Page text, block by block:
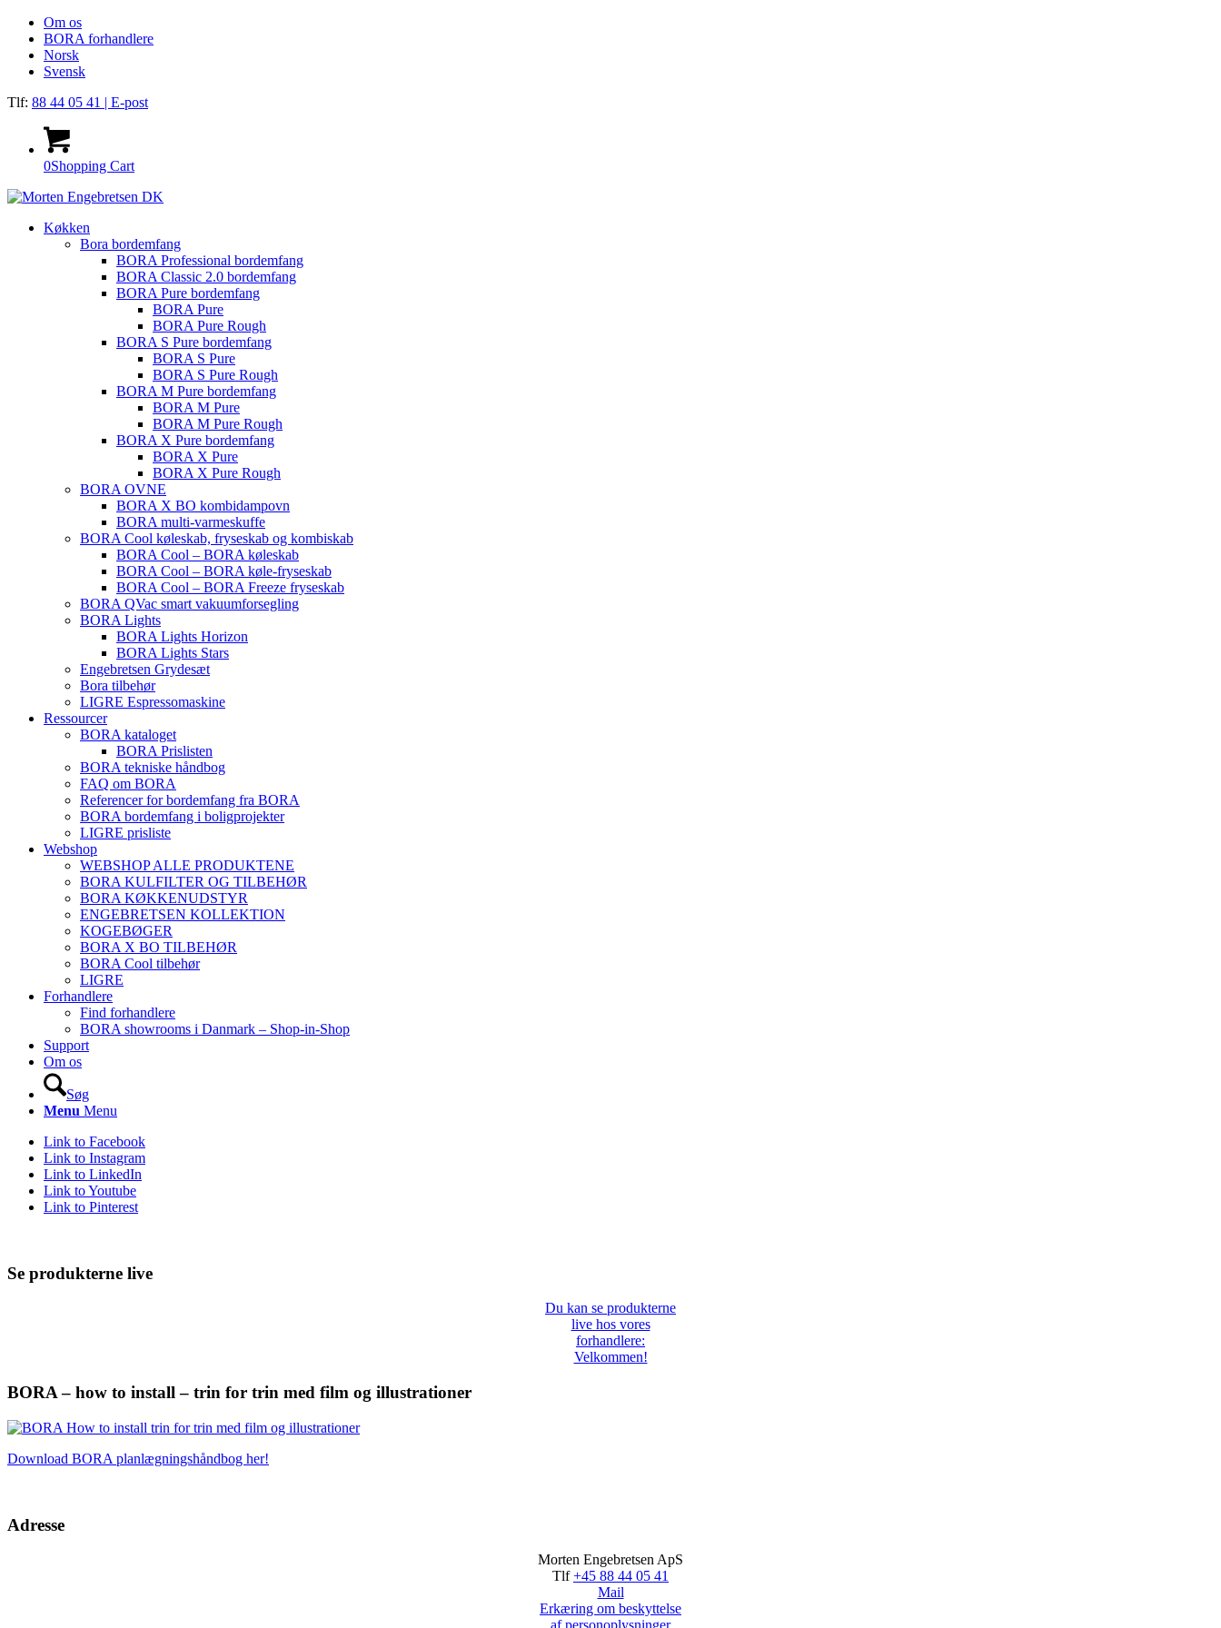
Om os
BORA forhandlere
Norsk
Svensk
Tlf: 88 44 05 41 | E-post
0Shopping Cart
Køkken
Bora bordemfang
BORA Professional bordemfang
BORA Classic 2.0 bordemfang
BORA Pure bordemfang
BORA Pure
BORA Pure Rough
BORA S Pure bordemfang
BORA S Pure
BORA S Pure Rough
BORA M Pure bordemfang
BORA M Pure
BORA M Pure Rough
BORA X Pure bordemfang
BORA X Pure
BORA X Pure Rough
BORA OVNE
BORA X BO kombidampovn
BORA multi-varmeskuffe
BORA Cool køleskab, fryseskab og kombiskab
BORA Cool – BORA køleskab
BORA Cool – BORA køle-fryseskab
BORA Cool – BORA Freeze fryseskab
BORA QVac smart vakuumforsegling
BORA Lights
BORA Lights Horizon
BORA Lights Stars
Engebretsen Grydesæt
Bora tilbehør
LIGRE Espressomaskine
Ressourcer
BORA kataloget
BORA Prislisten
BORA tekniske håndbog
FAQ om BORA
Referencer for bordemfang fra BORA
BORA bordemfang i boligprojekter
LIGRE prisliste
Webshop
WEBSHOP ALLE PRODUKTENE
BORA KULFILTER OG TILBEHØR
BORA KØKKENUDSTYR
ENGEBRETSEN KOLLEKTION
KOGEBØGER
BORA X BO TILBEHØR
BORA Cool tilbehør
LIGRE
Forhandlere
Find forhandlere
BORA showrooms i Danmark – Shop-in-Shop
Support
Om os
Søg
Menu Menu
Link to Facebook
Link to Instagram
Link to LinkedIn
Link to Youtube
Link to Pinterest
Se produkterne live
Du kan se produkterne
live hos vores
forhandlere:
Velkommen!
BORA – how to install – trin for trin med film og illustrationer
Download BORA planlægningshåndbog her!
Adresse
Morten Engebretsen ApS
Tlf+45 88 44 05 41
Mail
Erkæring om beskyttelse